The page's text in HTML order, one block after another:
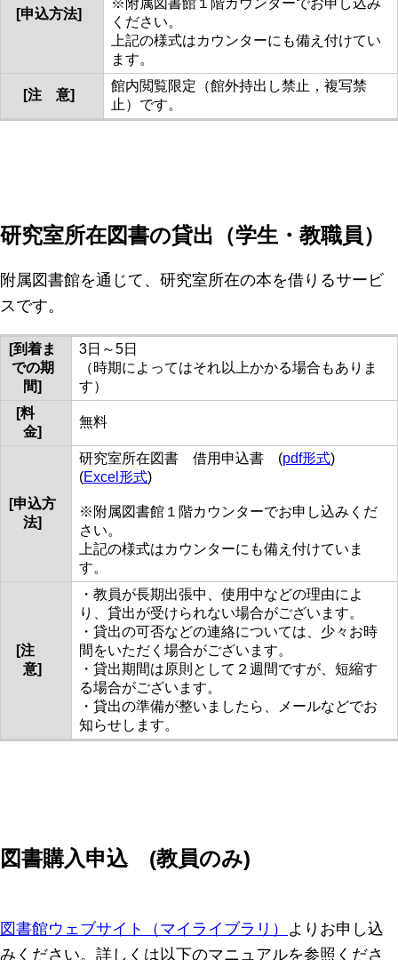
[申込方法]
ください。
上記の様式はカウンターにも備え付けてい
ます。
[注 意]
館内閲覧限定（館外持出し禁止，複写禁
止）です。
研究室所在図書の貸出（学生・教職員）
附属図書館を通じて、研究室所在の本を借りるサービ
スです。
[到着ま
での期
間]
3日～5日
（時期によってはそれ以上かかる場合もありま
す）
[料
金]
無料
[申込方
法]
研究室所在図書 借用申込書 (pdf形式)
(Excel形式)
※附属図書館１階カウンターでお申し込みくだ
さい。
上記の様式はカウンターにも備え付けていま
す。
[注
意]
・教員が長期出張中、使用中などの理由によ
り、貸出が受けられない場合がございます。
・貸出の可否などの連絡については、少々お時
間をいただく場合がございます。
・貸出期間は原則として２週間ですが、短縮す
る場合がございます。
・貸出の準備が整いましたら、メールなどでお
知らせします。
図書購入申込 (教員のみ)
図書館ウェブサイト（マイライブラリ） よりお申し込
みください。詳しくは以下のマニュアルを参照くださ